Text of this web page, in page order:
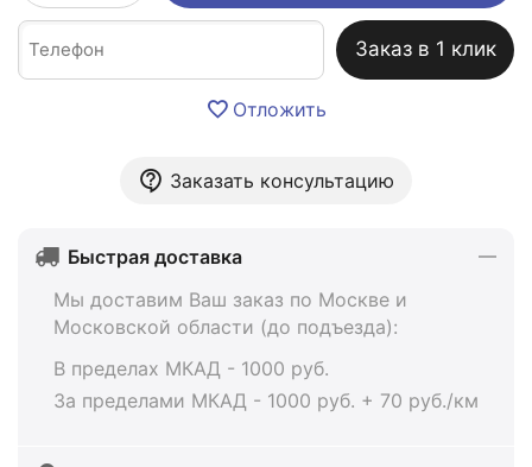
Заказ в 1 клик
Отложить
Заказать консультацию
Быстрая доставка
Мы доставим Ваш заказ по Москве и
Московской области (до подъезда):
В пределах МКАД - 1000 руб.
За пределами МКАД - 1000 руб. + 70 руб./км